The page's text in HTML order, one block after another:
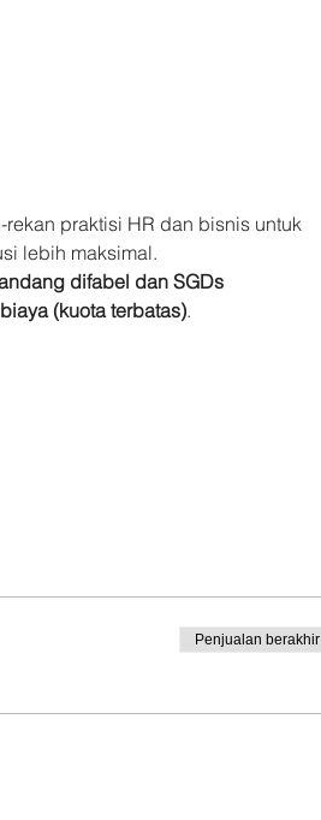
praktisi HR dan bisnis untuk
lebih maksimal.
difabel dan SGDs
(kuota terbatas).
Penjualan berakhir